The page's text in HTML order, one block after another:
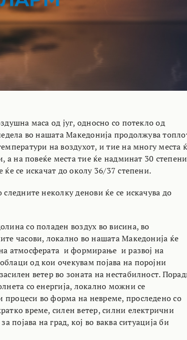
маса од југ, односно со потекло од
во нашата Македонија продолжува
на воздухот, и тие на многу места
а на повеќе места тие ќе надминат 30
ќе се искачат до околу 36/37 степени.
неколку денови ќе се искачува до
со поладен воздух во висина, во
часови, локално во нашата Македонија ќе
атмосферата и формирање и развој на
од кои очекувам појава на поројни
ветер во зоната на нестабилност.
со енергија, локално можни се
во форма на невреме, проследено со
време, силен ветер, силни електрични
појава на град, кој во ваква ситуација би